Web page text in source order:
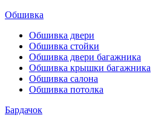
Обшивка
Обшивка двери
Обшивка стойки
Обшивка двери багажника
Обшивка крышки багажника
Обшивка салона
Обшивка потолка
Бардачок